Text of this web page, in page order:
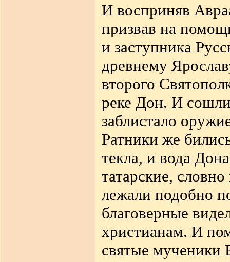
И восприняв
призвав на
и заступника
древнему
второго
реке Дон. И
заблистало
Ратники же
текла, и вода
татарские,
лежали подобно
благоверные
христианам. И
святые мученики